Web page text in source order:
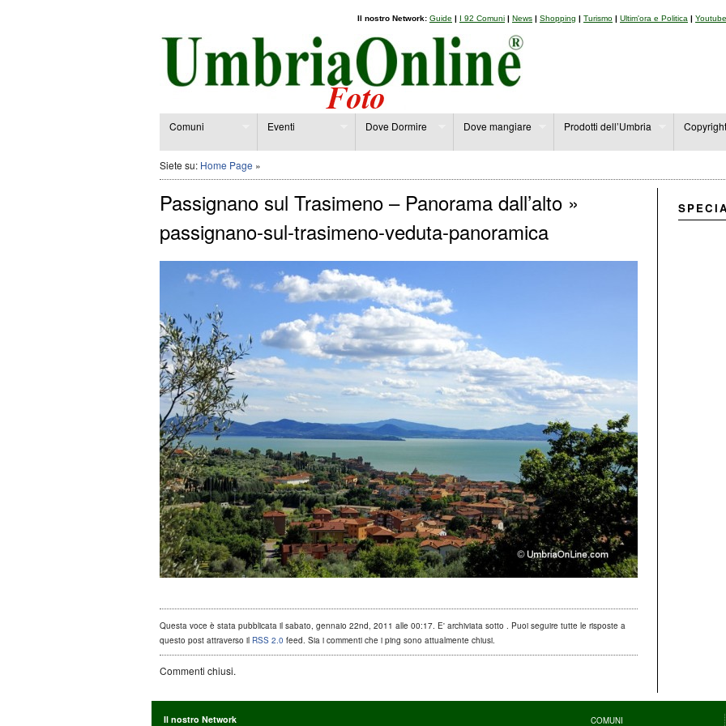
Il nostro Network: Guide | I 92 Comuni | News | Shopping | Turismo | Ultim'ora e Politica | Youtube
Comuni Eventi Dove Dormire Dove mangiare Prodotti dell’Umbria Copyright
Siete su: Home Page »
Passignano sul Trasimeno – Panorama dall’alto »
passignano-sul-trasimeno-veduta-panoramica
Questa voce è stata pubblicata il sabato, gennaio 22nd, 2011 alle 00:17. E' archiviata sotto . Puoi seguire tutte le risposte a
questo post attraverso il RSS 2.0 feed. Sia i commenti che i ping sono attualmente chiusi.
Commenti chiusi.
Il nostro Network COMUNI